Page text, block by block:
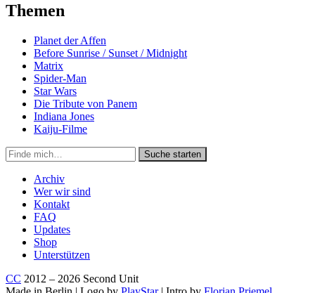
Themen
Planet der Affen
Before Sunrise / Sunset / Midnight
Matrix
Spider-Man
Star Wars
Die Tribute von Panem
Indiana Jones
Kaiju-Filme
Suche
in
https://secondunit-
podcast.de/
Suche starten
Archiv
Wer wir sind
Kontakt
FAQ
Updates
Shop
Unterstützen
CC 2012 – 2026 Second Unit